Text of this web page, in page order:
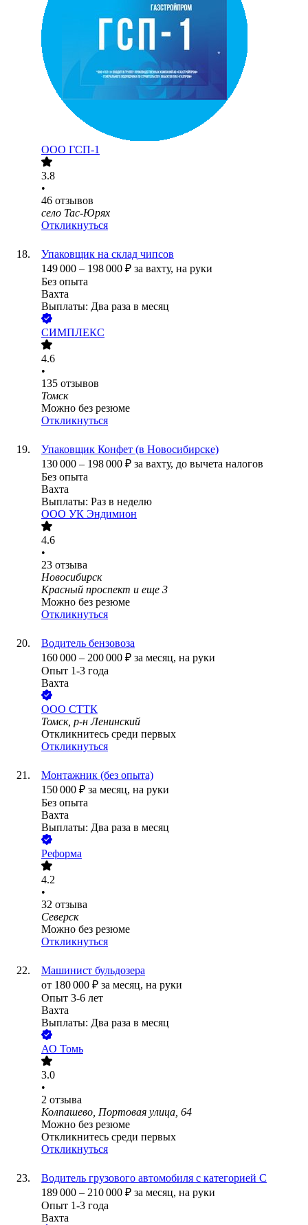
ООО ГСП-1
3.8
•
46 отзывов
село Тас-Юрях
Откликнуться
Упаковщик на склад чипсов
149 000 – 198 000 ₽ за вахту, на руки
Без опыта
Вахта
Выплаты: Два раза в месяц
СИМПЛЕКС
4.6
•
135 отзывов
Томск
Можно без резюме
Откликнуться
Упаковщик Конфет (в Новосибирске)
130 000 – 198 000 ₽ за вахту, до вычета налогов
Без опыта
Вахта
Выплаты: Раз в неделю
ООО УК Эндимион
4.6
•
23 отзыва
Новосибирск
Красный проспект и еще 3
Можно без резюме
Откликнуться
Водитель бензовоза
160 000 – 200 000 ₽ за месяц, на руки
Опыт 1-3 года
Вахта
ООО СТТК
Томск, р-н Ленинский
Откликнитесь среди первых
Откликнуться
Монтажник (без опыта)
150 000 ₽ за месяц, на руки
Без опыта
Вахта
Выплаты: Два раза в месяц
Реформа
4.2
•
32 отзыва
Северск
Можно без резюме
Откликнуться
Машинист бульдозера
от 180 000 ₽ за месяц, на руки
Опыт 3-6 лет
Вахта
Выплаты: Два раза в месяц
АО Томь
3.0
•
2 отзыва
Колпашево, Портовая улица, 64
Можно без резюме
Откликнитесь среди первых
Откликнуться
Водитель грузового автомобиля с категорией С
189 000 – 210 000 ₽ за месяц, на руки
Опыт 1-3 года
Вахта